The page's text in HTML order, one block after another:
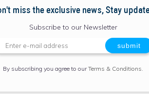
miss the exclusive news, Stay
Subscribe to our Newsletter
By subscribing you agree to ourTerms & Conditions